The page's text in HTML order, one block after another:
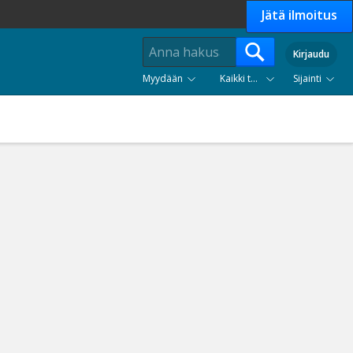
Jätä ilmoitus
Kirjaudu
Myydään
Kaikki tuoteryhmät Sijainti